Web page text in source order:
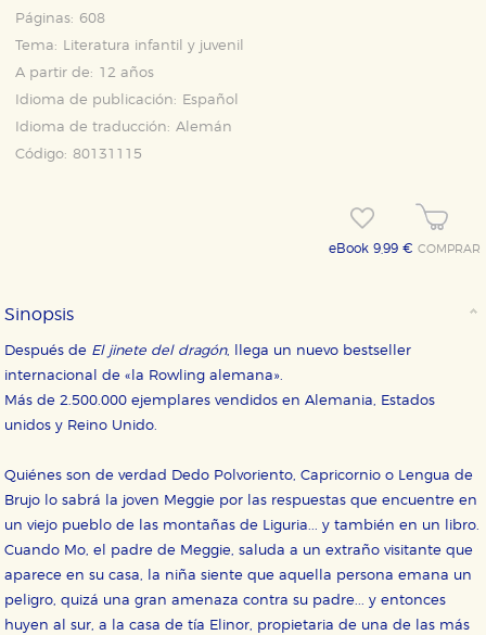
Páginas: 608
Tema:
Literatura infantil y juvenil
A partir de: 12 años
Idioma de publicación:
Español
Idioma de traducción: Alemán
Código: 80131115
eBook 9,99 €COMPRAR
Sinopsis
Después de El jinete del dragón, llega un nuevo bestseller
internacional de «la Rowling alemana».
Más de 2.500.000 ejemplares vendidos en Alemania, Estados
unidos y Reino Unido.
Quiénes son de verdad Dedo Polvoriento, Capricornio o Lengua de
Brujo lo sabrá la joven Meggie por las respuestas que encuentre en
un viejo pueblo de las montañas de Liguria... y también en un libro.
Cuando Mo, el padre de Meggie, saluda a un extraño visitante que
aparece en su casa, la niña siente que aquella persona emana un
peligro, quizá una gran amenaza contra su padre... y entonces
huyen al sur, a la casa de tía Elinor, propietaria de una de las más